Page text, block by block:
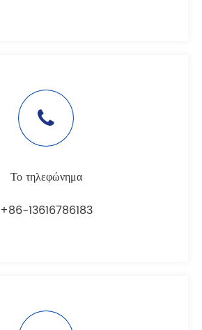
Το τηλεφώνημα
+86-13616786183